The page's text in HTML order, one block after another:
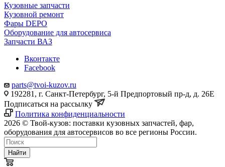
Кузовные запчасти
Кузовной ремонт
Фары DEPO
Оборудование для автосервиса
Запчасти ВАЗ
Вконтакте
Facebook
parts@tvoi-kuzov.ru
192281, г. Санкт-Петербург, 5-й Предпортовый пр-д, д. 26Е
Подписаться на рассылку
Политика конфиденциальности
2026 © Твой-кузов: поставки кузовных запчастей, фар,
оборудования для автосервисов во все регионы России.
Найти